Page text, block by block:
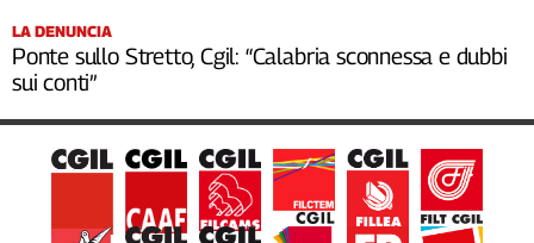
LA DENUNCIA
Ponte sullo Stretto, Cgil: “Calabria sconnessa e dubbi
sui conti”